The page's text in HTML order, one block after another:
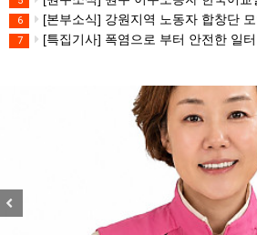
6 [본부소식] 강원지역 노동자 합창단 모
7 [특집기사] 폭염으로 부터 안전한 일